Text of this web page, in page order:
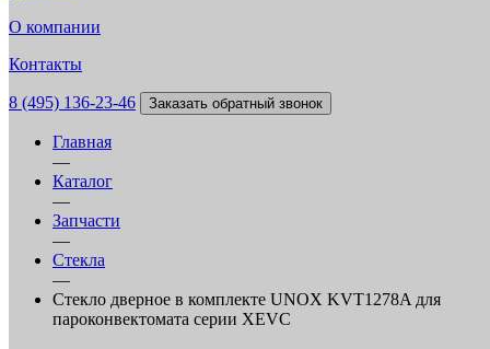
О компании
Контакты
8 (495) 136-23-46 Заказать обратный звонок
Главная
—
Каталог
—
Запчасти
—
Стекла
—
Стекло дверное в комплекте UNOX KVT1278A для
пароконвектомата серии XEVC